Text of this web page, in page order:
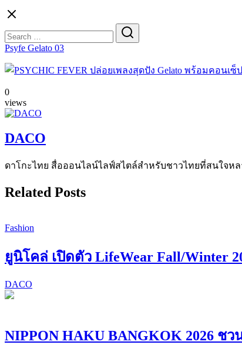
for:
Psyfe Gelato 03
0
views
DACO
ดาโกะไทย สื่อออนไลน์ไลฟ์สไตล์สำหรับชาวไทยที่สนใจห
Related Posts
Fashion
ยูนิโคล่ เปิดตัว LifeWear Fall/Winter
DACO
NIPPON HAKU BANGKOK 2026 ช